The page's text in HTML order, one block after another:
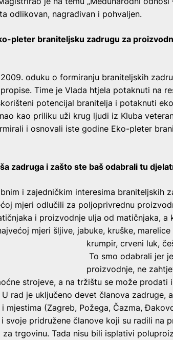
odlikovan, nagrađivan i pohvaljen.
pleter braniteljsku zadrugu za
oduku o formiranju braniteljskih
Time je Vlada htjela potaknuti na
potencijal branitelja i potaknuti
kao priliku uži krug ljudi iz Kluba
i osnovali iste godine Eko-pleter
zadruga i zašto ste baš odabrali tu
i zajedničkim interesima braniteljskih
mjeri odlučili za poljoprivrednu
i proizvodnje ulja od matičnjaka, a
mjeri šljive, jabuke, kruške,
krumpir, crveni luk,
To smo odabrali jer
proizvodnje, ne
strojeve, a na tržištu se može prodati
rad je uključeno devet članova zadruge,
mjestima (Zagreb, Požega, Čazma,
svoje pridružene članove koji su radili na
trgovinu. Tada nisu bili isplativi